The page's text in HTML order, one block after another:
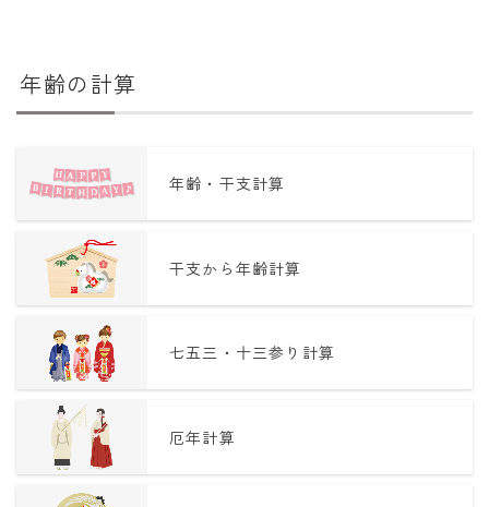
年齢の計算
年齢・干支計算
干支から年齢計算
七五三・十三参り計算
厄年計算